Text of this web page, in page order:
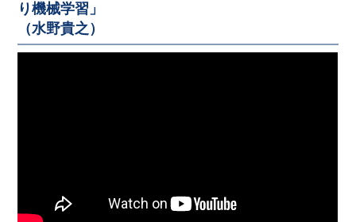
り機械学習」
（水野貴之）